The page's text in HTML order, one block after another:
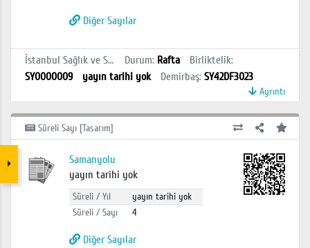
Diğer Sayılar
İstanbul Sağlık ve Sosyal Bilimler MYO Kütüphanesi Durum: Rafta Birliktelik:
SY0000009
yayın tarihi yok Demirbaş: SY42DF3023
Ayrıntı
Süreli Sayı [Tasarım]
Samanyolu
yayın tarihi yok
Süreli / Yıl
yayın tarihi yok
Süreli / Sayı
4
Diğer Sayılar